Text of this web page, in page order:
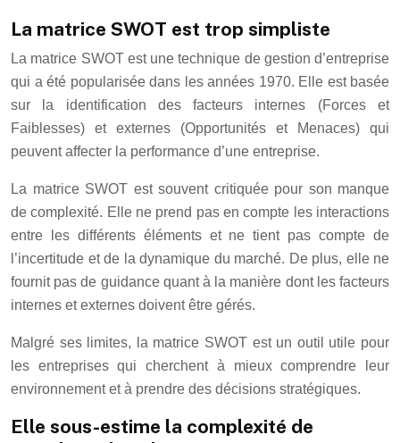
La matrice SWOT est trop simpliste
La matrice SWOT est une technique de gestion d’entreprise
qui a été popularisée dans les années 1970. Elle est basée
sur la identification des facteurs internes (Forces et
Faiblesses) et externes (Opportunités et Menaces) qui
peuvent affecter la performance d’une entreprise.
La matrice SWOT est souvent critiquée pour son manque
de complexité. Elle ne prend pas en compte les interactions
entre les différents éléments et ne tient pas compte de
l’incertitude et de la dynamique du marché. De plus, elle ne
fournit pas de guidance quant à la manière dont les facteurs
internes et externes doivent être gérés.
Malgré ses limites, la matrice SWOT est un outil utile pour
les entreprises qui cherchent à mieux comprendre leur
environnement et à prendre des décisions stratégiques.
Elle sous-estime la complexité de